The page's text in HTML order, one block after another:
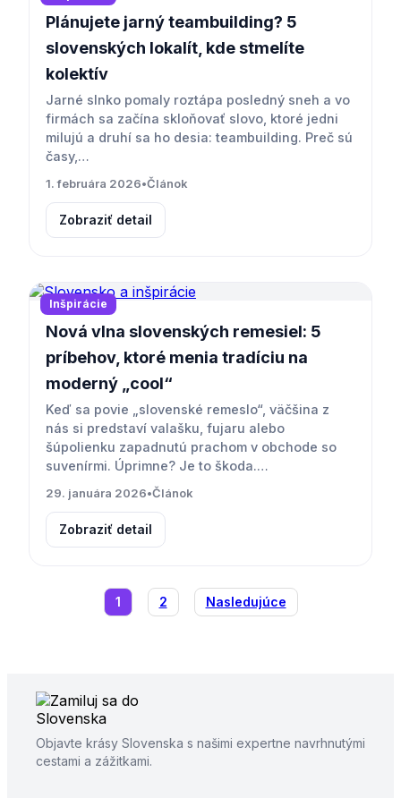
Plánujete jarný teambuilding? 5
slovenských lokalít, kde stmelíte
kolektív
Jarné slnko pomaly roztápa posledný sneh a vo
firmách sa začína skloňovať slovo, ktoré jedni
milujú a druhí sa ho desia: teambuilding. Preč sú
časy,…
1. februára 2026•Článok
Zobraziť detail
Inšpirácie
Nová vlna slovenských remesiel: 5
príbehov, ktoré menia tradíciu na
moderný „cool“
Keď sa povie „slovenské remeslo“, väčšina z
nás si predstaví valašku, fujaru alebo
šúpolienku zapadnutú prachom v obchode so
suvenírmi. Úprimne? Je to škoda.…
29. januára 2026•Článok
Zobraziť detail
Stránkovanie
1 2 Nasledujúce
Objavte krásy Slovenska s našimi expertne navrhnutými
cestami a zážitkami.